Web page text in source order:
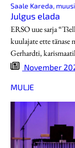
Saale Kareda,
Julgus elada
ERSO uue sarja
kuulajate ette
Gerhardti,
November
MULJE